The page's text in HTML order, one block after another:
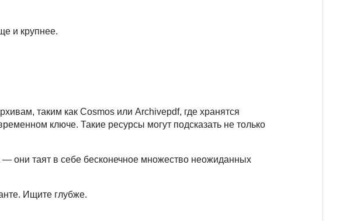
и крупнее.
таким как Cosmos или Archivepdf, где хранятся
ключе. Такие ресурсы могут подсказать не только
— они таят в себе бесконечное множество неожиданных
Ищите глубже.